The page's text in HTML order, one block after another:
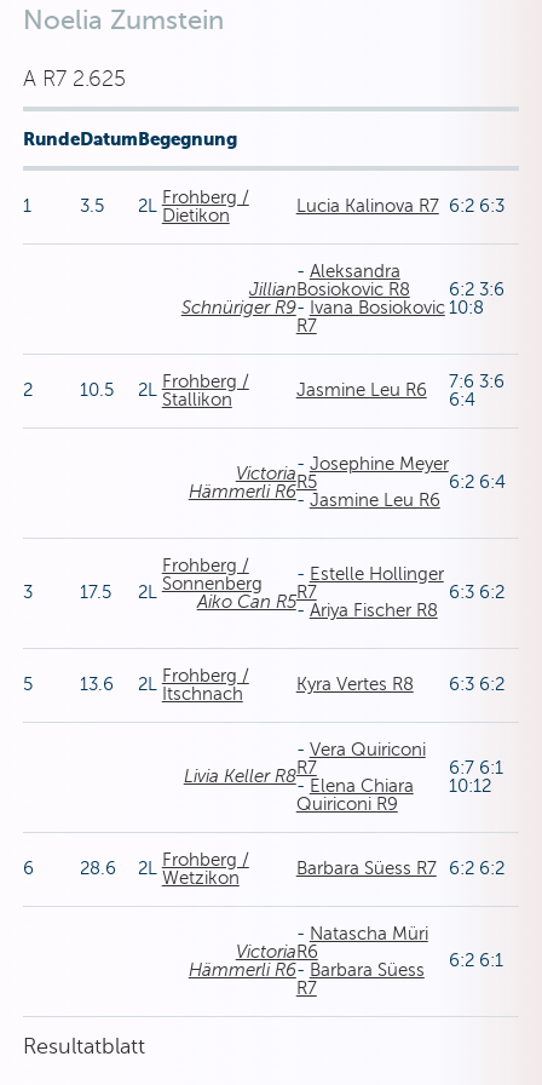
Noelia Zumstein
A R7 2.625
RundeDatumBegegnung
1 3.5 2LFrohberg /
Dietikon
Lucia Kalinova R7 6:2 6:3
Jillian
Schnüriger R9
- Aleksandra
Bosiokovic R8
- Ivana Bosiokovic
R7
6:2 3:6
10:8
2 10.5 2LFrohberg /
Stallikon
Jasmine Leu R6
7:6 3:6
6:4
Victoria
Hämmerli R6
- Josephine Meyer
R5
- Jasmine Leu R6
6:2 6:4
3 17.5 2L
Frohberg /
Sonnenberg
Aiko Can R5
- Estelle Hollinger
R7
- Ariya Fischer R8
6:3 6:2
5 13.6 2LFrohberg /
Itschnach
Kyra Vertes R8 6:3 6:2
Livia Keller R8
- Vera Quiriconi
R7
- Elena Chiara
Quiriconi R9
6:7 6:1
10:12
6 28.6 2LFrohberg /
Wetzikon
Barbara Süess R7 6:2 6:2
Victoria
Hämmerli R6
- Natascha Müri
R6
- Barbara Süess
R7
6:2 6:1
Resultatblatt